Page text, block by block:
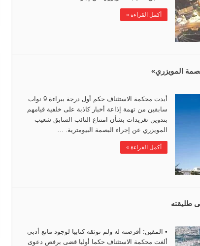
أكمل القراءة »
أيدت محكمة الاستئناف حكم أول درجة ببراءة 9 نواب
سابقين من تهمة إذاعة أخبار كاذبة على خلفية قيامهم
بتدوين تغريدات بشأن امتناع النائب السابق شعيب
المويزري عن إجراء البصمة البيومترية. …
أكمل القراءة »
• المقين: أقرضته له ولم توثقه كتابيا لوجود مانع أدبي
ألغت محكمة الاستئناف حكما أوليا قضى برفض دعوى